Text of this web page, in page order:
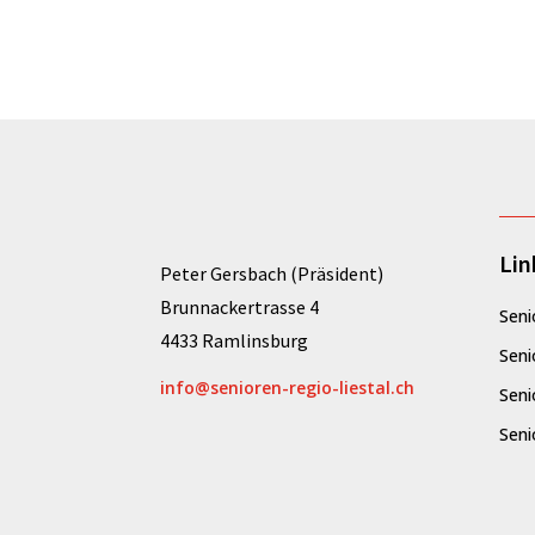
Peter Gersbach (Präsident)
Brunnackertrasse 4
4433 Ramlinsburg
info@senioren-regio-liestal.ch